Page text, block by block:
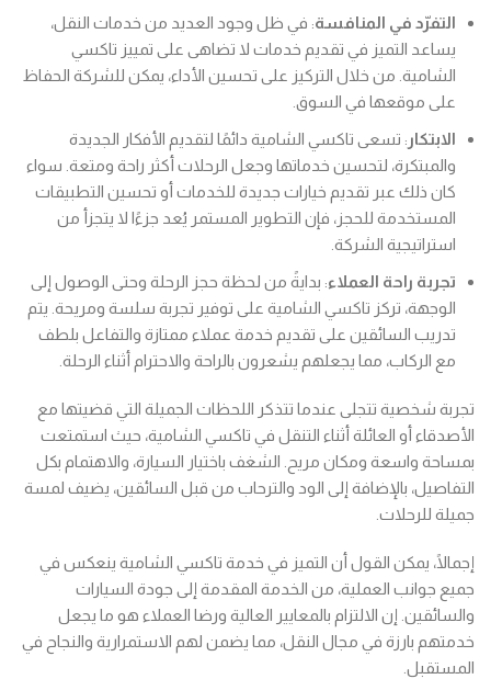
التفرّد في المنافسة: في ظل وجود العديد من خدمات النقل،
يساعد التميز في تقديم خدمات لا تضاهى على تمييز تاكسي
الشامية. من خلال التركيز على تحسين الأداء، يمكن للشركة الحفاظ
على موقعها في السوق.
الابتكار : تسعى تاكسي الشامية دائمًا لتقديم الأفكار الجديدة
والمبتكرة، لتحسين خدماتها وجعل الرحلات أكثر راحة ومتعة. سواء
كان ذلك عبر تقديم خيارات جديدة للخدمات أو تحسين التطبيقات
المستخدمة للحجز، فإن التطوير المستمر يُعد جزءًا لا يتجزأ من
استراتيجية الشركة.
تجربة راحة العملاء: بدايةً من لحظة حجز الرحلة وحتى الوصول إلى
الوجهة، تركز تاكسي الشامية على توفير تجربة سلسة ومريحة. يتم
تدريب السائقين على تقديم خدمة عملاء ممتازة والتفاعل بلطف
مع الركاب، مما يجعلهم يشعرون بالراحة والاحترام أثناء الرحلة.
تجربة شخصية تتجلى عندما تتذكر اللحظات الجميلة التي قضيتها مع
الأصدقاء أو العائلة أثناء التنقل في تاكسي الشامية، حيث استمتعت
بمساحة واسعة ومكان مريح. الشغف باختيار السيارة، والاهتمام بكل
التفاصيل، بالإضافة إلى الود والترحاب من قبل السائقين، يضيف لمسة
جميلة للرحلات.
إجمالًا، يمكن القول أن التميز في خدمة تاكسي الشامية ينعكس في
جميع جوانب العملية، من الخدمة المقدمة إلى جودة السيارات
والسائقين. إن الالتزام بالمعايير العالية ورضا العملاء هو ما يجعل
خدمتهم بارزة في مجال النقل، مما يضمن لهم الاستمرارية والنجاح في
المستقبل.